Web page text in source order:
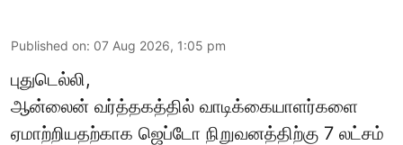
Published on: 07 Aug 2026, 1:05 pm
புதுடெல்லி,
ஆன்லைன் வர்த்தகத்தில் வாடிக்கையாளர்களை
ஏமாற்றியதற்காக ஜெப்டோ நிறுவனத்திற்கு 7 லட்சம்